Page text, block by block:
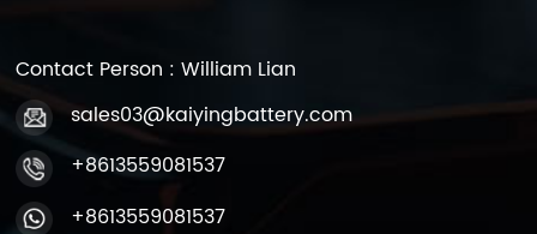
Contact Person : William Lian
sales03@kaiyingbattery.com
+8613559081537
+8613559081537